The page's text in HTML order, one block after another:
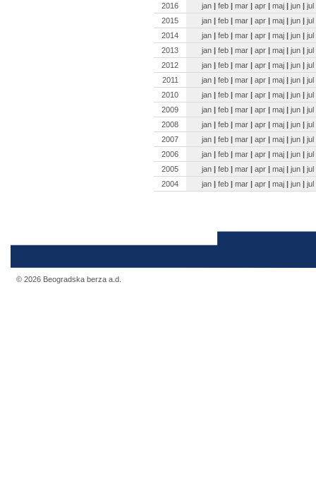
2016
jan | feb | mar | apr | maj | jun | jul
2015
jan | feb | mar | apr | maj | jun | jul
2014
jan | feb | mar | apr | maj | jun | jul
2013
jan | feb | mar | apr | maj | jun | jul
2012
jan | feb | mar | apr | maj | jun | jul
2011
jan | feb | mar | apr | maj | jun | jul
2010
jan | feb | mar | apr | maj | jun | jul
2009
jan | feb | mar | apr | maj | jun | jul
2008
jan | feb | mar | apr | maj | jun | jul
2007
jan | feb | mar | apr | maj | jun | jul
2006
jan | feb | mar | apr | maj | jun | jul
2005
jan | feb | mar | apr | maj | jun | jul
2004
jan | feb | mar | apr | maj | jun | jul
© 2026 Beogradska berza a.d.